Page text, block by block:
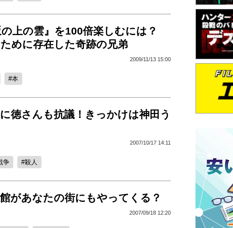
の上の雲』を100倍楽しむには？
めに存在した奇跡の兄弟
2009/11/13 15:00
本
徳さんも抗議！きっかけは神田う
2007/10/17 14:11
争 殺人
があなたの街にもやってくる？
2007/09/18 12:20